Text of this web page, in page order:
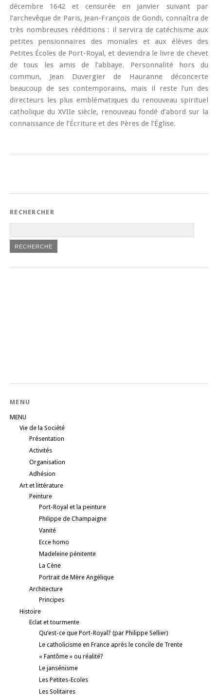
décembre 1642 et censurée en janvier suivant par
l’archevêque de Paris, Jean-François de Gondi, connaîtra de
très nombreuses rééditions : il servira de catéchisme aux
petites pensionnaires des moniales et aux élèves des
Petites Écoles de Port-Royal, et deviendra le livre de chevet
de tous les amis de l’abbaye. Personnalité hors du
commun, Jean Duvergier de Hauranne déconcerte
beaucoup de ses contemporains, mais il reste l’un des
directeurs les plus emblématiques du renouveau spirituel
catholique du XVIIe siècle, renouveau fondé d’abord sur la
connaissance de l’Écriture et des Pères de l’Église.
RECHERCHER
MENU
MENU
Vie de la Société
Présentation
Activités
Organisation
Adhésion
Art et littérature
Peinture
Port-Royal et la peinture
Philippe de Champaigne
Vanité
Ecce homo
Madeleine pénitente
La Cène
Portrait de Mère Angélique
Architecture
Principes
Histoire
Eclat et tourmente
Qu’est-ce que Port-Royal? (par Philippe Sellier)
Le catholicisme en France après le concile de Trente
« Fantôme » ou réalité?
Le jansénisme
Les Petites-Ecoles
Les Solitaires